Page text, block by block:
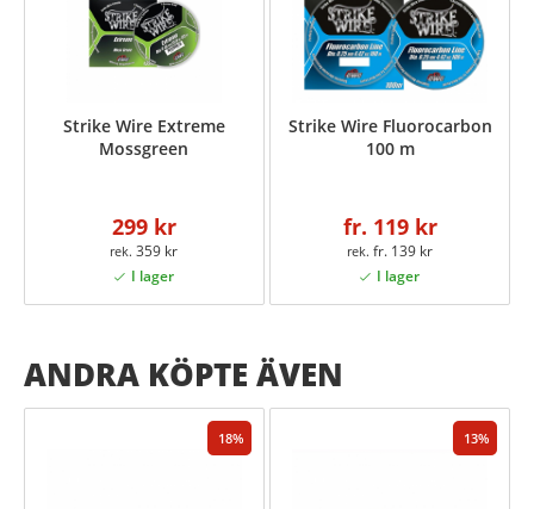
Strike Wire Extreme
Mossgreen
299 kr
359 kr
Strike Wire Fluorocarbon
100 m
fr. 119 kr
fr. 139 kr
ANDRA KÖPTE ÄVEN
18 13